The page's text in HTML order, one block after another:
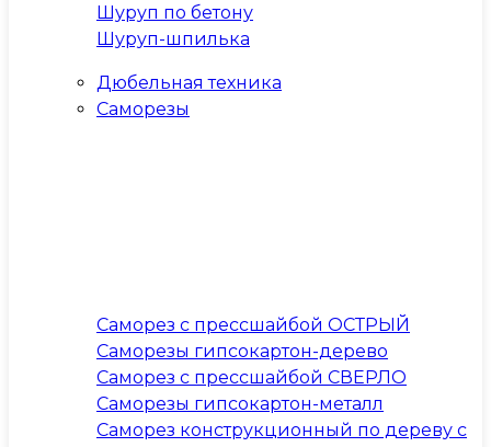
Шуруп по бетону
Шуруп-шпилька
Дюбельная техника
Саморезы
Саморез с прессшайбой ОСТРЫЙ
Саморезы гипсокартон-дерево
Саморез с прессшайбой СВЕРЛО
Саморезы гипсокартон-металл
Саморез конструкционный по дереву с